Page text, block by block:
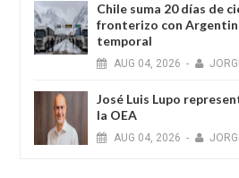
Chile suma 20 días de
fronterizo con
temporal
AUG 04, 2026 -
José Luis Lupo
la OEA
AUG 04, 2026 -